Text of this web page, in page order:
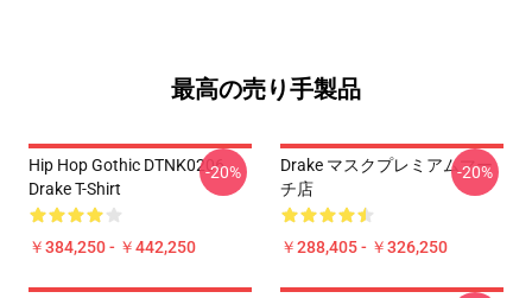
最高の売り手製品
Hip Hop Gothic DTNK0206
Drake T-Shirt
￥384,250 - ￥442,250
-20%
Drake マスクプレミアムマー
チ店
￥288,405 - ￥326,250
-20%